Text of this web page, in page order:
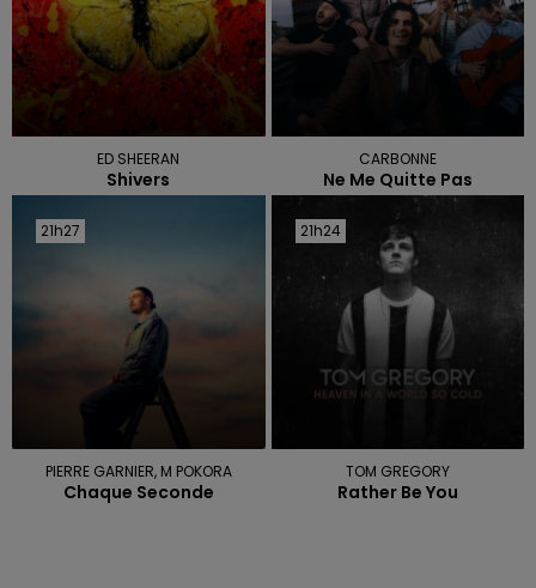
ED SHEERAN
Shivers
CARBONNE
Ne Me Quitte Pas
21h27
21h27
PIERRE GARNIER, M POKORA
Chaque Seconde
21h24
21h24
TOM GREGORY
Rather Be You